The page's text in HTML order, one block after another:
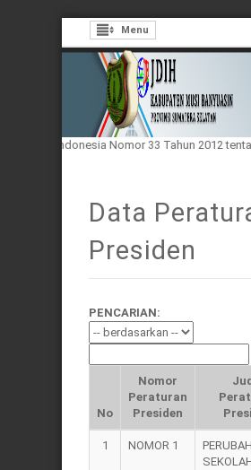
Menu
Republik Indonesia Nomor 33 Tahun 2012
Data
Presiden
PENCARIAN:
No
Nomor
Peraturan
Presiden
1 NOMOR 1